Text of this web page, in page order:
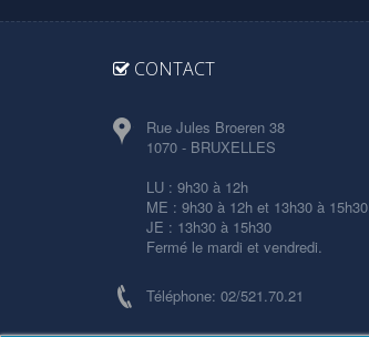
CONTACT
Rue Jules Broeren 38
1070 - BRUXELLES
LU : 9h30 à 12h
ME : 9h30 à 12h et 13h30 à 15h30
JE : 13h30 à 15h30
Fermé le mardi et vendredi.
Téléphone: 02/521.70.21